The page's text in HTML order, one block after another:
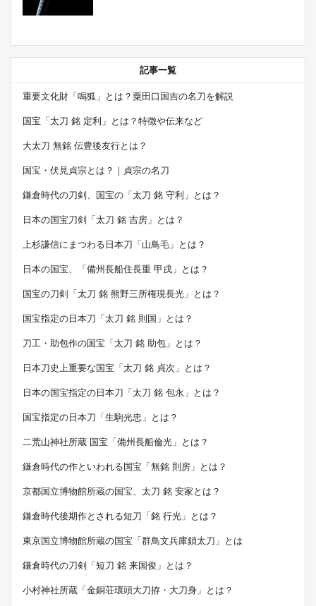
記事一覧
重要文化財「鳴狐」とは？粟田口国吉の名刀を解説
国宝「太刀 銘 定利」とは？特徴や伝来など
大太刀 無銘 伝豊後友行とは？
国宝・伏見貞宗とは？｜貞宗の名刀
鎌倉時代の刀剣、国宝の「太刀 銘 守利」とは？
日本の国宝刀剣「太刀 銘 吉房」とは？
上杉謙信にまつわる日本刀「山鳥毛」とは？
日本の国宝、「備州長船住長重 甲戌」とは？
国宝の刀剣「太刀 銘 熊野三所権現長光」とは？
国宝指定の日本刀「太刀 銘 則国」とは？
刀工・助包作の国宝「太刀 銘 助包」とは？
日本刀史上重要な国宝「太刀 銘 貞次」とは？
日本の国宝指定の日本刀「太刀 銘 包永」とは？
国宝指定の日本刀「生駒光忠」とは？
二荒山神社所蔵 国宝「備州長船倫光」とは？
鎌倉時代の作といわれる国宝「無銘 則房」とは？
京都国立博物館所蔵の国宝、太刀 銘 安家とは？
鎌倉時代後期作とされる短刀「銘 行光」とは？
東京国立博物館所蔵の国宝「群鳥文兵庫鎖太刀」とは
鎌倉時代の刀剣「短刀 銘 来国俊」とは？
小村神社所蔵「金銅荘環頭大刀拵・大刀身」とは？